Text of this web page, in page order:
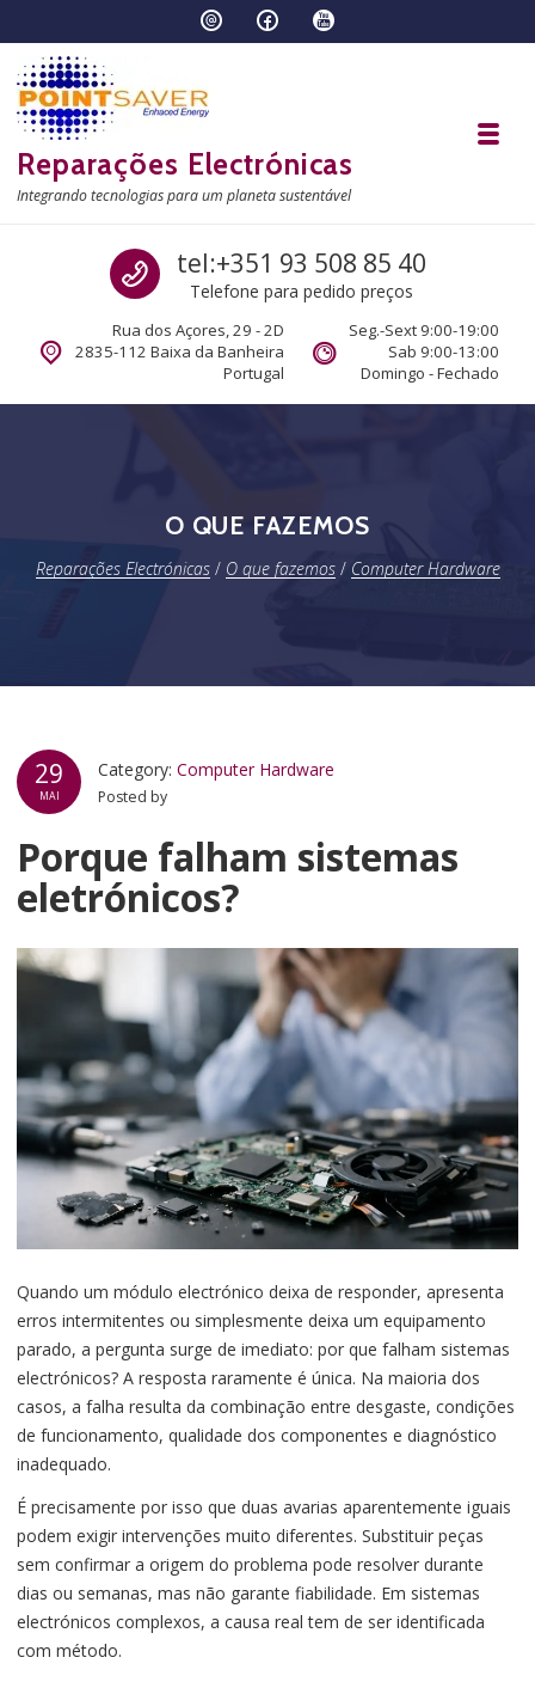
Reparações Electrónicas
Integrando tecnologias para um planeta sustentável
Call us
tel:+351 93 508 85 40
Telefone para pedido preços
Rua dos Açores, 29 - 2D
2835-112 Baixa da Banheira
Portugal
Seg.-Sext 9:00-19:00
Sab 9:00-13:00
Domingo - Fechado
O QUE FAZEMOS
Reparações Electrónicas/ O que fazemos/ Computer Hardware
29
MAI
Category:Computer Hardware
Posted by
Porque falham sistemas
eletrónicos?
Quando um módulo electrónico deixa de responder, apresenta
erros intermitentes ou simplesmente deixa um equipamento
parado, a pergunta surge de imediato: por que falham sistemas
electrónicos? A resposta raramente é única. Na maioria dos
casos, a falha resulta da combinação entre desgaste, condições
de funcionamento, qualidade dos componentes e diagnóstico
inadequado.
É precisamente por isso que duas avarias aparentemente iguais
podem exigir intervenções muito diferentes. Substituir peças
sem confirmar a origem do problema pode resolver durante
dias ou semanas, mas não garante fiabilidade. Em sistemas
electrónicos complexos, a causa real tem de ser identificada
com método.